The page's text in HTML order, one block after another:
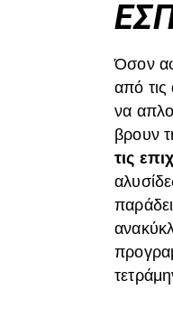
Όσον
από
να
βρουν
τις